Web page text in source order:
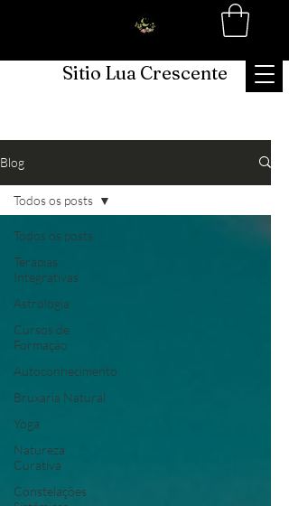
Sitio Lua Crescente
Blog
Todos os posts
Terapias
Integrativas
Astrologia
Cursos de
Formação
Autoconhecimento
Bruxaria Natural
Yoga
Natureza
Curativa
Constelações
Todos os posts